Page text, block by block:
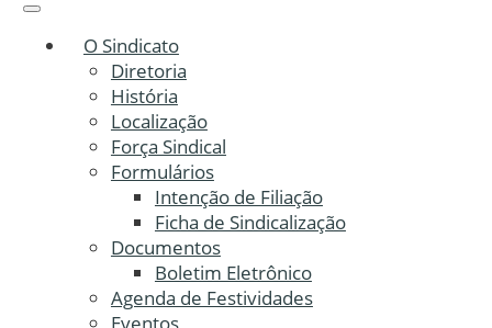
O Sindicato
Diretoria
História
Localização
Força Sindical
Formulários
Intenção de Filiação
Ficha de Sindicalização
Documentos
Boletim Eletrônico
Agenda de Festividades